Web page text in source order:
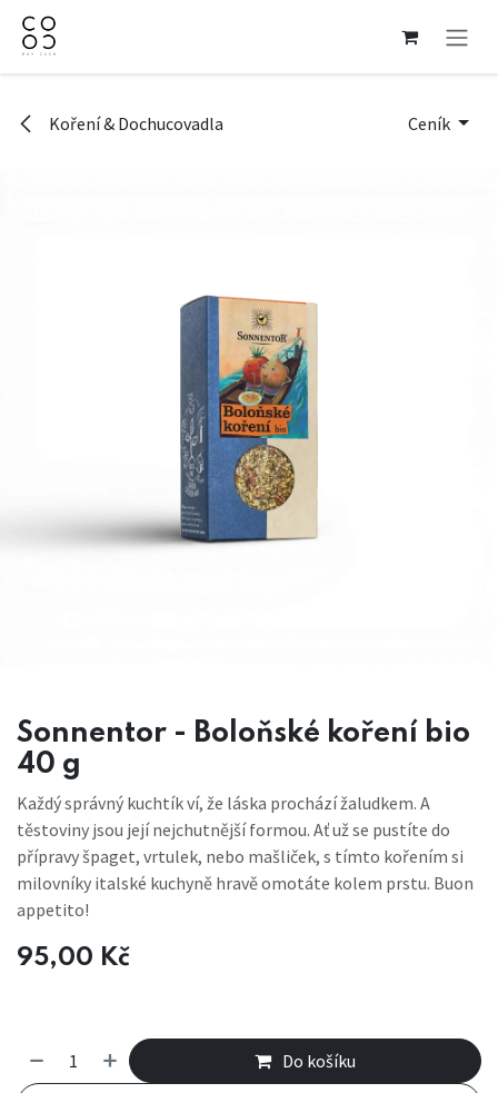
Přejít na obsah
Koření & Dochucovadla Ceník
Sonnentor - Boloňské koření bio
40 g
Každý správný kuchtík ví, že láska prochází žaludkem. A
těstoviny jsou její nejchutnější formou. Ať už se pustíte do
přípravy špaget, vrtulek, nebo mašliček, s tímto kořením si
milovníky italské kuchyně hravě omotáte kolem prstu. Buon
appetito!
95,00 Kč
Do košíku